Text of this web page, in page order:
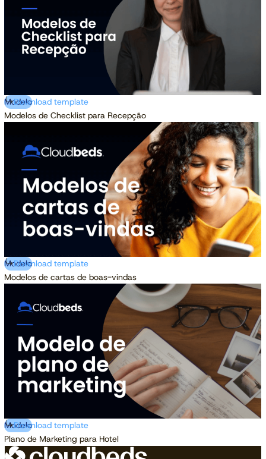
Modelo
Modelos de Checklist para Recepção
Download template
Modelo
Modelos de cartas de boas-vindas
Download template
Modelo
Plano de Marketing para Hotel
Download template